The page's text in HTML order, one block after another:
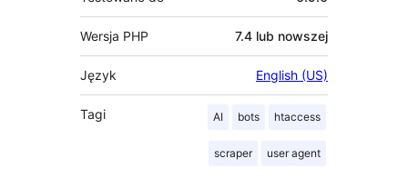
Wersja PHP 7.4 lub nowszej
Język English (US)
Tagi AI bots htaccess
scraper user agent